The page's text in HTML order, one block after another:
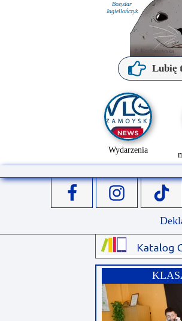
Lubię
Bożydar
Jagiellończyk
P. Kochanowska
Wydarzenia